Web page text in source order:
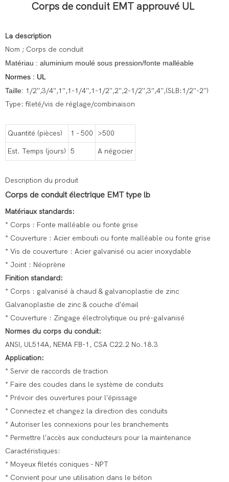
Corps de conduit EMT approuvé UL
La description
Nom ; Corps de conduit
Matériau : aluminium moulé sous pression/fonte malléable
Normes : UL
Taille: 1/2'',3/4'',1'',1-1/4'',1-1/2'',2'',2-1/2'',3'',4'',(SLB:1/2''-2'')
Type: fileté/vis de réglage/combinaison
Quantité (pièces) 1 - 500 >500
Est. Temps (jours) 5 A négocier
Description du produit
Corps de conduit électrique EMT type lb
Matériaux standards:
* Corps : Fonte malléable ou fonte grise
* Couverture : Acier embouti ou fonte malléable ou fonte grise
* Vis de couverture : Acier galvanisé ou acier inoxydable
* Joint : Néoprène
Finition standard:
* Corps : galvanisé à chaud & galvanoplastie de zinc
Galvanoplastie de zinc & couche d'émail
* Couverture : Zingage électrolytique ou pré-galvanisé
Normes du corps du conduit:
ANSI, UL514A, NEMA FB-1, CSA C22.2 No.18.3
Application:
* Servir de raccords de traction
* Faire des coudes dans le système de conduits
* Prévoir des ouvertures pour l'épissage
* Connectez et changez la direction des conduits
* Autoriser les connexions pour les branchements
* Permettre l'accès aux conducteurs pour la maintenance
Caractéristiques:
* Moyeux filetés coniques - NPT
* Convient pour une utilisation dans le béton